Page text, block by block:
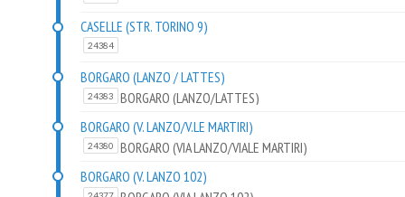
CASELLE (STR. TORINO 9)
24384
BORGARO (LANZO / LATTES)
24383
BORGARO (LANZO/LATTES)
BORGARO (V. LANZO/V.LE MARTIRI)
24380
BORGARO (VIA LANZO/VIALE MARTIRI)
BORGARO (V. LANZO 102)